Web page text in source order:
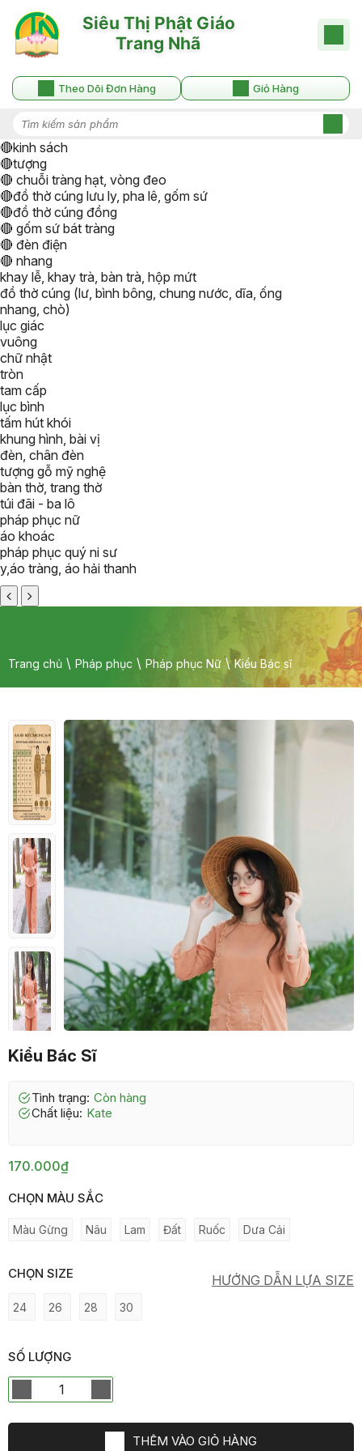
Theo Dõi Đơn Hàng Giỏ Hàng
🔴kinh sách
🔴tượng
🔴 chuỗi tràng hạt, vòng đeo
🔴đồ thờ cúng lưu ly, pha lê, gốm sứ
🔴đồ thờ cúng đồng
🔴 gốm sứ bát tràng
🔴 đèn điện
🔴 nhang
khay lễ, khay trà, bàn trà, hộp mứt
đồ thờ cúng (lư, bình bông, chung nước, dĩa, ống
nhang, chò)
lục giác
vuông
chữ nhật
tròn
tam cấp
lục bình
tấm hút khói
khung hình, bài vị
đèn, chân đèn
tượng gỗ mỹ nghệ
bàn thờ, trang thờ
túi đãi - ba lô
pháp phục nữ
áo khoác
pháp phục quý ni sư
y,áo tràng, áo hải thanh
Trang chủ Pháp phục Pháp phục Nữ Kiểu Bác sĩ
Kiểu Bác Sĩ
Tình trạng:
còn hàng
Chất liệu:
Kate
170.000₫
CHỌN MÀU SẮC
Màu Gừng Nâu Lam Đất Ruốc Dưa Cải
CHỌN SIZE
24 26 28 30
HƯỚNG DẪN LỰA SIZE
SỐ LƯỢNG
THÊM VÀO GIỎ HÀNG